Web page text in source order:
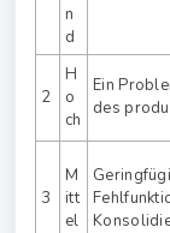
n
d
2
H
o
ch
Ein
des
3
M
itt
el